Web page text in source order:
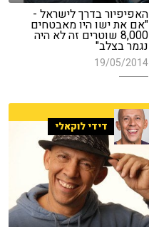
האפיפיור בדרך לישראל -
"אם את ישו היו מאבטחים
8,000 שוטרים זה לא היה
נגמר בצלב"
19/05/2014
דידי לוקאלי